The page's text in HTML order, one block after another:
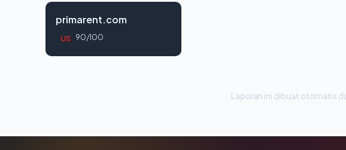
primarent.com
US 90/100
Laporan ini dibuat otomatis